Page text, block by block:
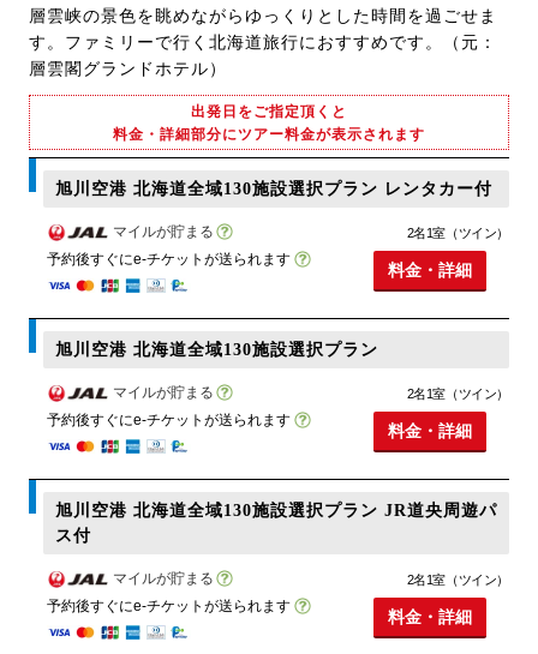
層雲峡の景色を眺めながらゆっくりとした時間を過ごせま
す。ファミリーで行く北海道旅行におすすめです。（元：
層雲閣グランドホテル）
出発日をご指定頂くと
料金・詳細部分にツアー料金が表示されます
旭川空港 北海道全域130施設選択プラン レンタカー付
マイルが貯まる
予約後すぐにe-チケットが送られます
2名1室（ツイン）
料金・詳細
旭川空港 北海道全域130施設選択プラン
マイルが貯まる
予約後すぐにe-チケットが送られます
2名1室（ツイン）
料金・詳細
旭川空港 北海道全域130施設選択プラン JR道央周遊パ
ス付
マイルが貯まる
予約後すぐにe-チケットが送られます
2名1室（ツイン）
料金・詳細